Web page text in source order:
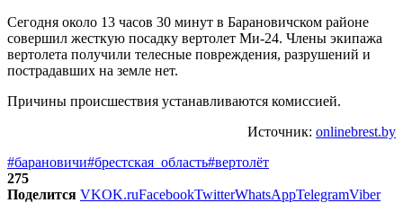
Сегодня около 13 часов 30 минут в Барановичском районе
совершил жесткую посадку вертолет Ми-24. Члены экипажа
вертолета получили телесные повреждения, разрушений и
пострадавших на земле нет.
Причины происшествия устанавливаются комиссией.
Источник: onlinebrest.by
#барановичи#брестская_область#вертолёт
275
Поделится VKOK.ruFacebookTwitterWhatsAppTelegramViber